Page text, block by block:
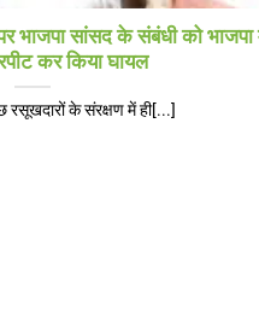
भाजपा सांसद के संबंधी को
कर किया घायल
के संरक्षण में ही[...]